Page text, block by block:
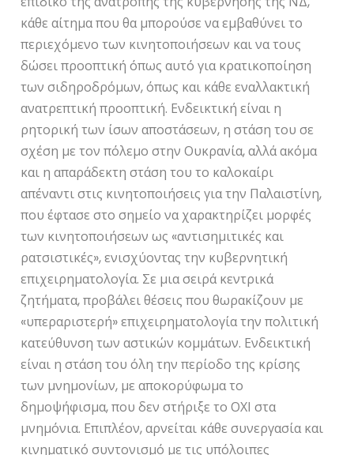
κάθε αίτημα που θα μπορούσε να εμβαθύνει το
περιεχόμενο των κινητοποιήσεων και να τους
δώσει προοπτική όπως αυτό για κρατικοποίηση
των σιδηροδρόμων, όπως και κάθε εναλλακτική
ανατρεπτική προοπτική. Ενδεικτική είναι η
ρητορική των ίσων αποστάσεων, η στάση του σε
σχέση με τον πόλεμο στην Ουκρανία, αλλά ακόμα
και η απαράδεκτη στάση του το καλοκαίρι
απέναντι στις κινητοποιήσεις για την Παλαιστίνη,
που έφτασε στο σημείο να χαρακτηρίζει μορφές
των κινητοποιήσεων ως «αντισημιτικές και
ρατσιστικές», ενισχύοντας την κυβερνητική
επιχειρηματολογία. Σε μια σειρά κεντρικά
ζητήματα, προβάλει θέσεις που θωρακίζουν με
«υπεραριστερή» επιχειρηματολογία την πολιτική
κατεύθυνση των αστικών κομμάτων. Ενδεικτική
είναι η στάση του όλη την περίοδο της κρίσης
των μνημονίων, με αποκορύφωμα το
δημοψήφισμα, που δεν στήριξε το ΟΧΙ στα
μνημόνια. Επιπλέον, αρνείται κάθε συνεργασία και
κινηματικό συντονισμό με τις υπόλοιπες